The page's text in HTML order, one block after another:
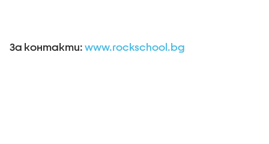
За контакти: www.rockschool.bg